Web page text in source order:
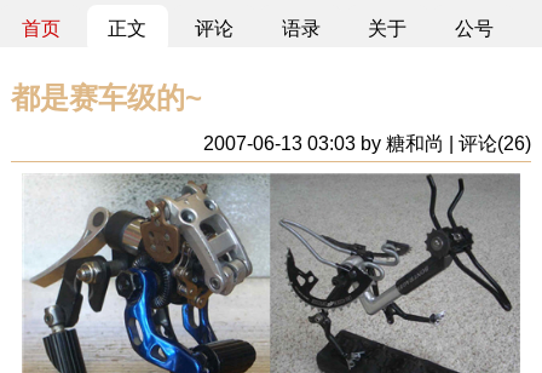
首页 正文 评论 语录 关于 公号
都是赛车级的~
2007-06-13 03:03 by 糖和尚 | 评论(26)